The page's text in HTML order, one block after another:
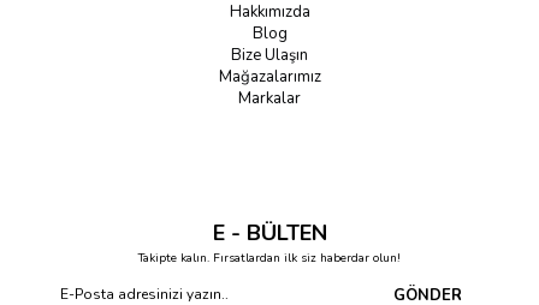
Hakkımızda
Blog
Bize Ulaşın
Mağazalarımız
Markalar
E - BÜLTEN
Takipte kalın. Fırsatlardan ilk siz haberdar olun!
GÖNDER